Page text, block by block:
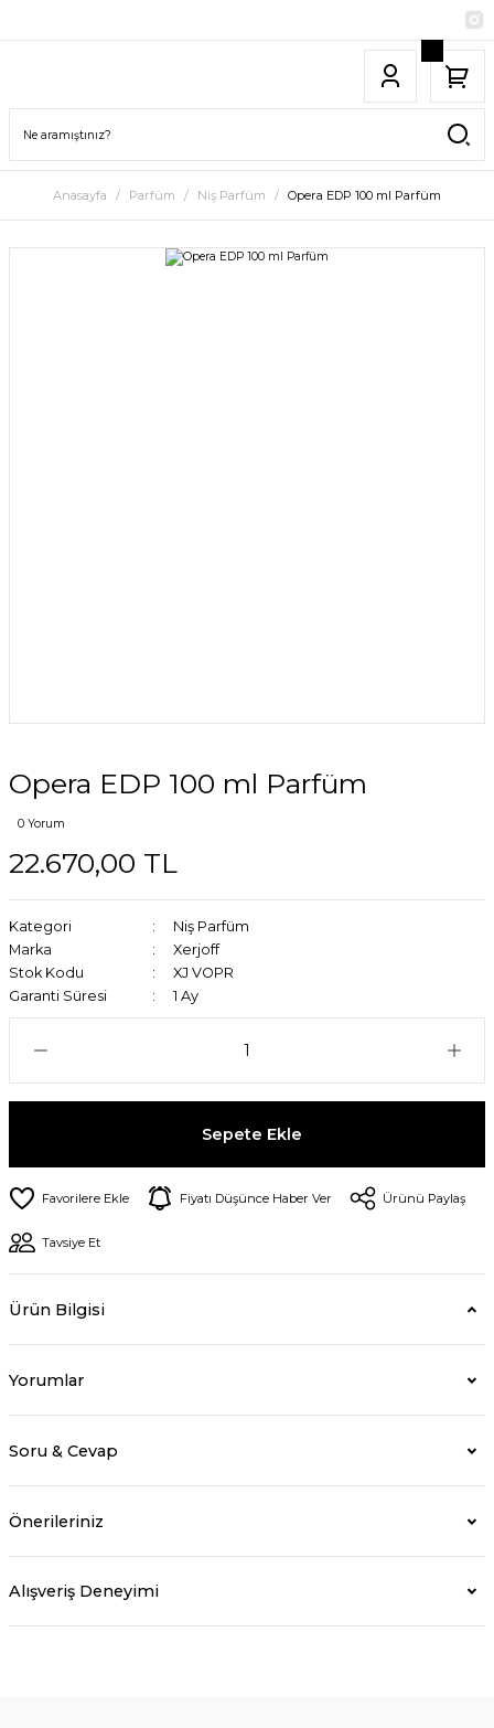
Anasayfa Parfüm Niş Parfüm Opera EDP 100 ml Parfüm
Opera EDP 100 ml Parfüm
0 Yorum
22.670,00 TL
Kategori
Niş Parfüm
Marka
Xerjoff
Stok Kodu
XJ VOPR
Garanti Süresi
1 Ay
Sepete Ekle
Fiyatı Düşünce Haber Ver Ürünü Paylaş
Tavsiye Et
Ürün Bilgisi
Yorumlar
Soru & Cevap
Önerileriniz
Alışveriş Deneyimi